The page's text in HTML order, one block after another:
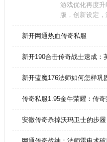
游戏优化再度
版，创新设定
统，让你感受
合作：在多人
随便刷几个副
新开网通热血传奇私服
新开190合击传奇战士速成：
新开蓝魔176法师如何怎样巩
传奇私服1.95金牛荣耀：传
安徽传奇杀掉沃玛卫士的步履